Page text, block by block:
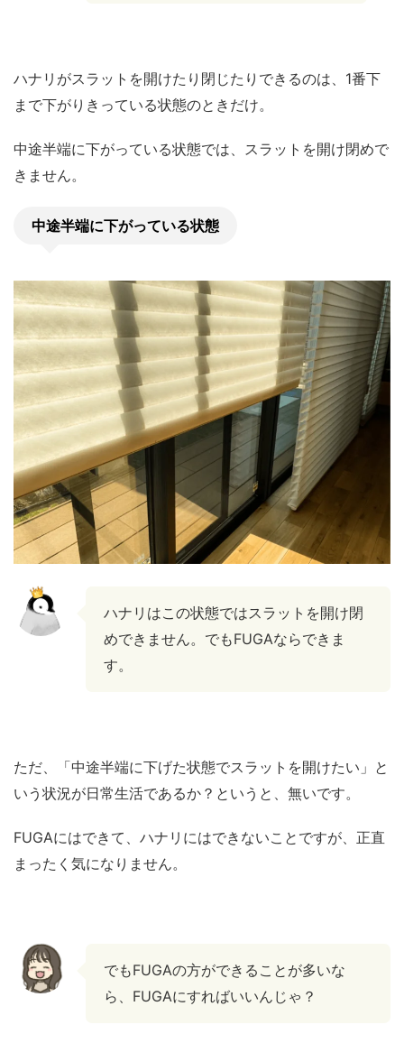
ハナリがスラットを開けたり閉じたりできるのは、1番下
まで下がりきっている状態のときだけ。
中途半端に下がっている状態では、スラットを開け閉めで
きません。
中途半端に下がっている状態
ハナリはこの状態ではスラットを開け閉
めできません。でもFUGAならできま
す。
ただ、「中途半端に下げた状態でスラットを開けたい」と
いう状況が日常生活であるか？というと、無いです。
FUGAにはできて、ハナリにはできないことですが、正直
まったく気になりません。
でもFUGAの方ができることが多いな
ら、FUGAにすればいいんじゃ？